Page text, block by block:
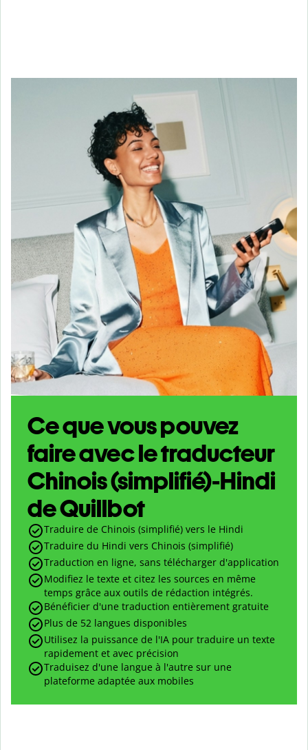
Ce que vous pouvez
faire avec le traducteur
Chinois (simplifié)-Hindi
de Quillbot
Traduire de Chinois (simplifié) vers le Hindi
Traduire du Hindi vers Chinois (simplifié)
Traduction en ligne, sans télécharger d'application
Modifiez le texte et citez les sources en même
temps grâce aux outils de rédaction intégrés.
Bénéficier d'une traduction entièrement gratuite
Plus de 52 langues disponibles
Utilisez la puissance de l'IA pour traduire un texte
rapidement et avec précision
Traduisez d'une langue à l'autre sur une
plateforme adaptée aux mobiles